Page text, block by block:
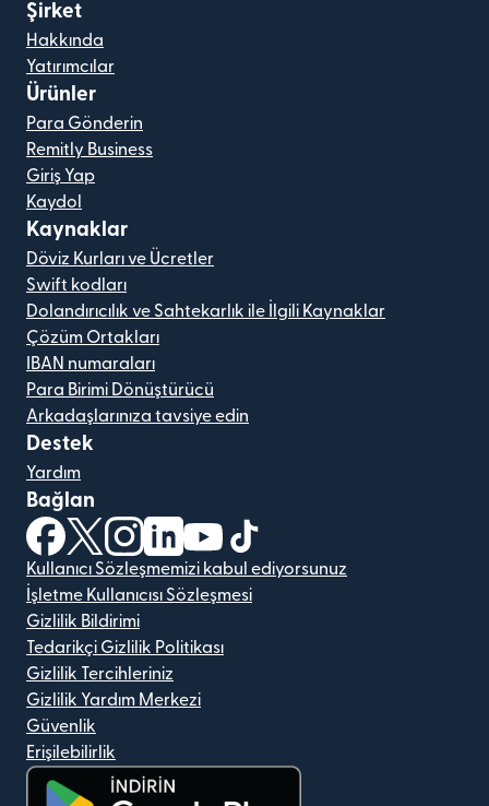
Şirket
Hakkında
Yatırımcılar
Ürünler
Para Gönderin
Remitly Business
Giriş Yap
Kaydol
Kaynaklar
Döviz Kurları ve Ücretler
Swift kodları
Dolandırıcılık ve Sahtekarlık ile İlgili Kaynaklar
Çözüm Ortakları
IBAN numaraları
Para Birimi Dönüştürücü
Arkadaşlarınıza tavsiye edin
Destek
Yardım
Bağlan
(yeni pencerede açılır)
(yeni pencerede açılır)
(yeni pencerede açılır)
(yeni pencerede açılır)
(yeni pencerede açılır)
Kullanıcı Sözleşmemizi kabul ediyorsunuz
İşletme Kullanıcısı Sözleşmesi
Gizlilik Bildirimi
Tedarikçi Gizlilik Politikası
Gizlilik Tercihleriniz
Gizlilik Yardım Merkezi
Güvenlik
Erişilebilirlik